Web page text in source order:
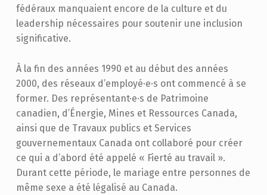
fédéraux manquaient encore de la culture et du
leadership nécessaires pour soutenir une inclusion
significative.
À la fin des années 1990 et au début des années
2000, des réseaux d’employé·e·s ont commencé à se
former. Des représentant·e·s de Patrimoine
canadien, d’Énergie, Mines et Ressources Canada,
ainsi que de Travaux publics et Services
gouvernementaux Canada ont collaboré pour créer
ce qui a d’abord été appelé « Fierté au travail ».
Durant cette période, le mariage entre personnes de
même sexe a été légalisé au Canada.